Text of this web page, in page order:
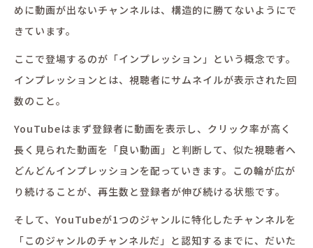
めに動画が出ないチャンネルは、構造的に勝てないようにで
きています。
ここで登場するのが「インプレッション」という概念です。
インプレッションとは、視聴者にサムネイルが表示された回
数のこと。
YouTubeはまず登録者に動画を表示し、クリック率が高く
長く見られた動画を「良い動画」と判断して、似た視聴者へ
どんどんインプレッションを配っていきます。この輪が広が
り続けることが、再生数と登録者が伸び続ける状態です。
そして、YouTubeが1つのジャンルに特化したチャンネルを
「このジャンルのチャンネルだ」と認知するまでに、だいた